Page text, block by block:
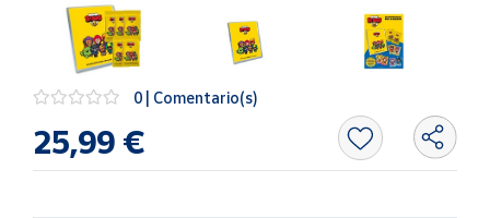
novedades
de Correos
Productos
0 | Comentario(s)
25,99 €